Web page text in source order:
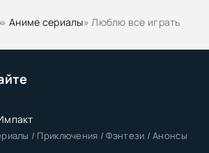
/ Приключения / Фэнтези / Анонсы
»Аниме сериалы» Люблю все играть